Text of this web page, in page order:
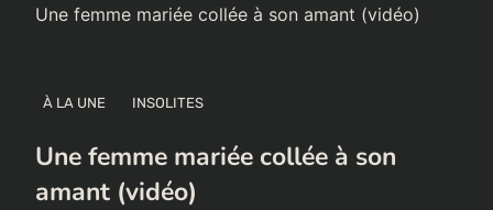
Une femme mariée collée à son amant (vidéo)
À LA UNE INSOLITES
Une femme mariée collée à son
amant (vidéo)